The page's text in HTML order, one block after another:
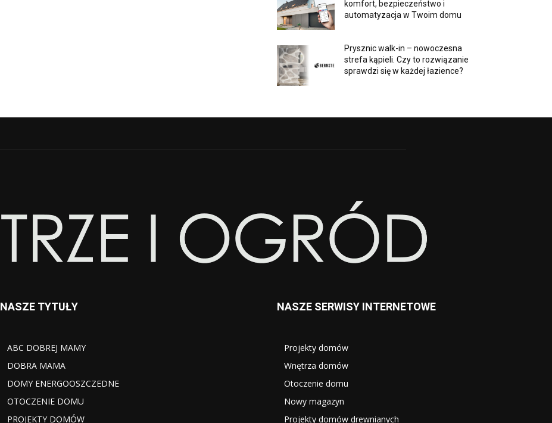
komfort, bezpieczeństwo i
automatyzacja w Twoim domu
Prysznic walk-in – nowoczesna
strefa kąpieli. Czy to rozwiązanie
sprawdzi się w każdej łazience?
NASZE TYTUŁY
ABC DOBREJ MAMY
DOBRA MAMA
DOMY ENERGOOSZCZEDNE
OTOCZENIE DOMU
PROJEKTY DOMÓW
NASZE SERWISY INTERNETOWE
Projekty domów
Wnętrza domów
Otoczenie domu
Nowy magazyn
Projekty domów drewnianych